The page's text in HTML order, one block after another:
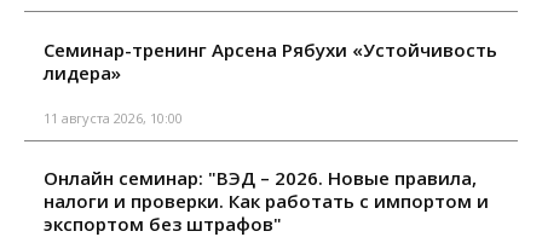
Семинар-тренинг Арсена Рябухи «Устойчивость
лидера»
11 августа 2026, 10:00
Онлайн семинар: "ВЭД – 2026. Новые правила,
налоги и проверки. Как работать с импортом и
экспортом без штрафов"